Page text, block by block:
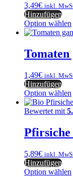
3,49€ inkl.
Hinzufügen
Option wählen
Tomaten
1,49€ inkl.
Hinzufügen
Option wählen
Bewertet mit
Pfirsiche
5,89€ inkl.
Hinzufügen
Option wählen